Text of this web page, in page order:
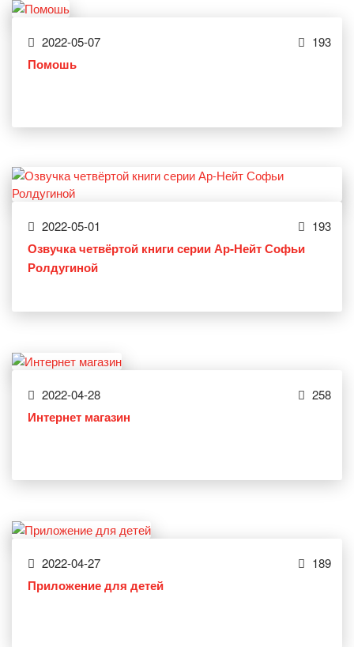
2022-05-07 193
Помошь
2022-05-01 193
Озвучка четвёртой книги серии Ар-Нейт Софьи
Ролдугиной
2022-04-28 258
Интернет магазин
2022-04-27 189
Приложение для детей